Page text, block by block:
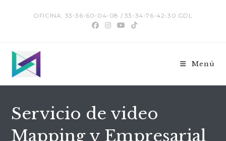
OFICINA: 33-36-60-04-08 / 33-34-76-42-30 GDL
Menú
Servicio de video
Mapping y Empresarial